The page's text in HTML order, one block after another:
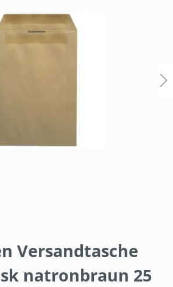
Versandtasche
sk natronbraun 25